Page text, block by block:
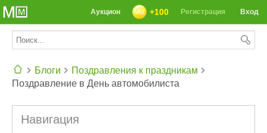
Вход
Регистрация
+100
Аукцион
Блоги
Поздравления к праздникам
Поздравление в День автомобилиста
Навигация